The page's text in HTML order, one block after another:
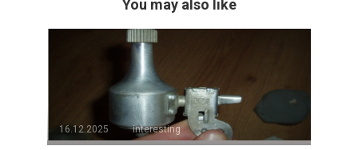
You may also like
16.12.2025 interesting